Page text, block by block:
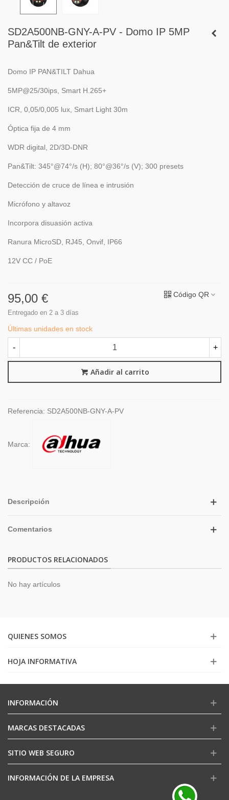
SD2A500NB-GNY-A-PV - Domo IP 5MP
Pan&Tilt de exterior
Domo IP PAN&TILT Dahua
5MP@25/30ips, Smart H.265+
ICR, 0,05/0,005 lux, Smart Light 30m
Óptica fija de 4 mm
WDR digital, 2D/3D-DNR
Pan&Tilt: 345°@74°/s (H); 80°@36°/s (V); 300 presets
Detección de cruce de línea e intrusión
Micrófono y altavoz
Incorpora disuasión activa
Ranura MicroSD, RJ45, Onvif, IP66
12V CC / PoE
95,00 €
Entregado en 2 a 3 días
Código QR
Últimas unidades en stock
- +
Añadir al carrito
Referencia: SD2A500NB-GNY-A-PV
Marca:
Descripción
Comentarios
PRODUCTOS RELACIONADOS
No hay artículos
QUIENES SOMOS
HOJA INFORMATIVA
INFORMACIÓN
MARCAS DESTACADAS
SITIO WEB SEGURO
INFORMACIÓN DE LA EMPRESA